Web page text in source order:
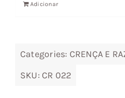
era:
Adicionar
Categories: CRENÇA E
SKU: CR 022